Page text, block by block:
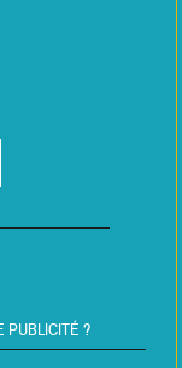
PUBLICITÉ ?